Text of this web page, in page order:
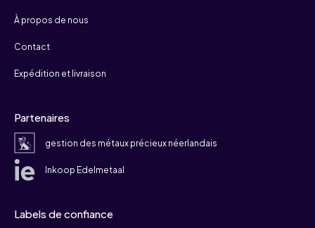
À propos de nous
Contact
Expédition et livraison
Partenaires
gestion des métaux précieux néerlandais
Inkoop Edelmetaal
Labels de confiance